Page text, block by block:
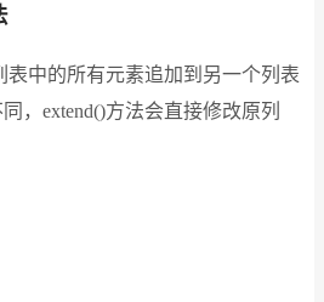
表中的所有元素追加到另一个列表
，extend()方法会直接修改原列